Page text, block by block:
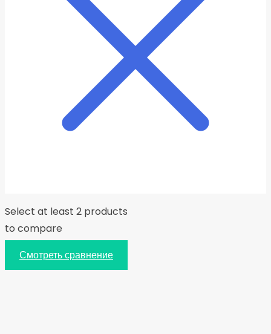
Select at least 2 products
to compare
Смотреть сравнение